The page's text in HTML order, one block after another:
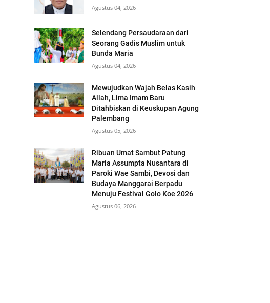
Agustus 04, 2026
Selendang Persaudaraan dari
Seorang Gadis Muslim untuk
Bunda Maria
Agustus 04, 2026
Mewujudkan Wajah Belas Kasih
Allah, Lima Imam Baru
Ditahbiskan di Keuskupan Agung
Palembang
Agustus 05, 2026
Ribuan Umat Sambut Patung
Maria Assumpta Nusantara di
Paroki Wae Sambi, Devosi dan
Budaya Manggarai Berpadu
Menuju Festival Golo Koe 2026
Agustus 06, 2026